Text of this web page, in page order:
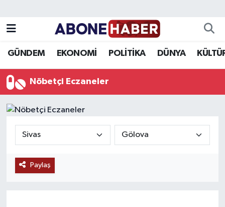
GÜNDEM EKONOMİ POLİTİKA DÜNYA
Nöbetçi Eczaneler
Paylaş
Asayiş
Çevre
Süper Lig Puan Durumu ve Fikstür
Son Dakika Haberleri